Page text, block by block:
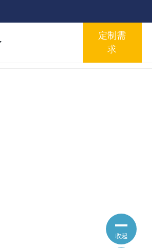
定制需
求